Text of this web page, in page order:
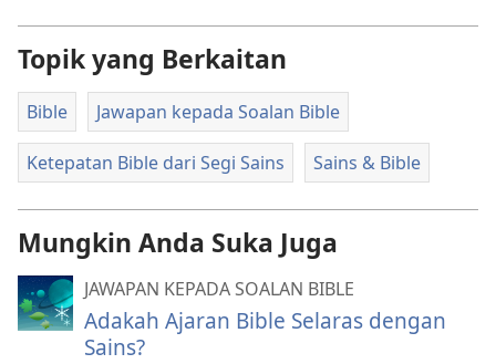
Topik yang Berkaitan
Bible Jawapan kepada Soalan Bible
Ketepatan Bible dari Segi Sains Sains & Bible
Mungkin Anda Suka Juga
JAWAPAN KEPADA SOALAN BIBLE
Adakah Ajaran Bible Selaras dengan
Sains?